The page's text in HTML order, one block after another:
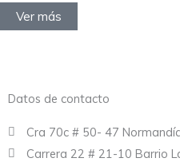
Ver más
Datos de contacto
Cra 70c # 50- 47
Carrera 22 # 21-10 Barrio